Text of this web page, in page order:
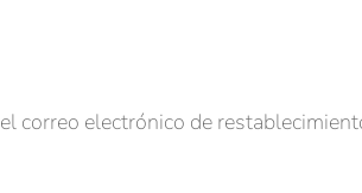
correo electrónico de